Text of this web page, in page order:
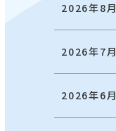
2026年8月
2026年7月
2026年6月